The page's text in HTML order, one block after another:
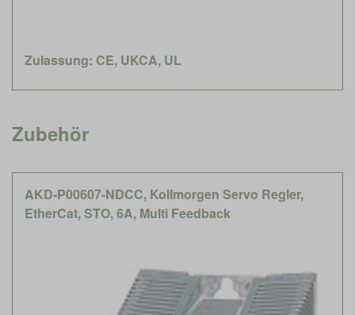
Zulassung: CE, UKCA, UL
Zubehör
AKD-P00607-NDCC, Kollmorgen Servo Regler,
EtherCat, STO, 6A, Multi Feedback